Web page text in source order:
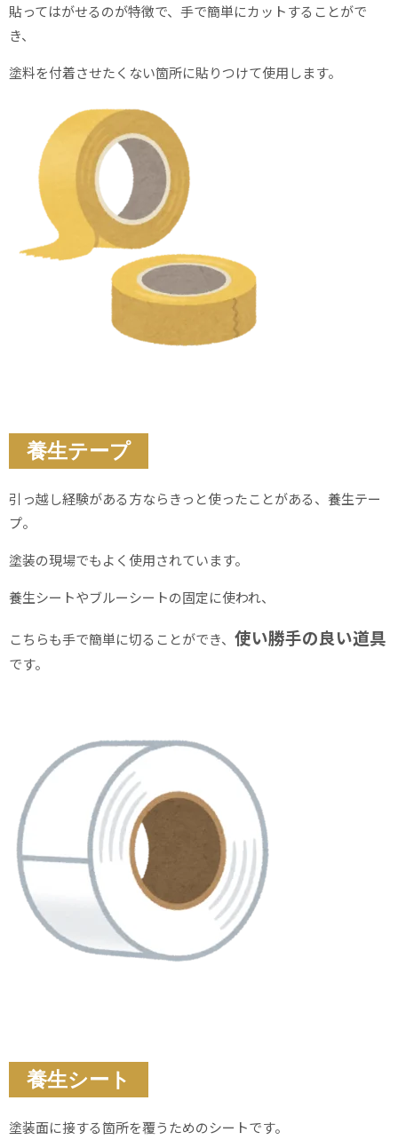
貼ってはがせるのが特徴で、手で簡単にカットすることがで
き、
塗料を付着させたくない箇所に貼りつけて使用します。
養生テープ
引っ越し経験がある方ならきっと使ったことがある、養生テー
プ。
塗装の現場でもよく使用されています。
養生シートやブルーシートの固定に使われ、
こちらも手で簡単に切ることができ、 使い勝手の良い道具
です。
養生シート
塗装面に接する箇所を覆うためのシートです。